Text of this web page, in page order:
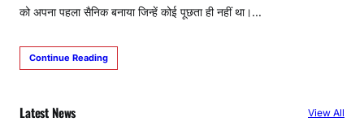
को अपना पहला सैनिक बनाया जिन्हें कोई पूछता ही नहीं था।…
Continue Reading
Latest News View All